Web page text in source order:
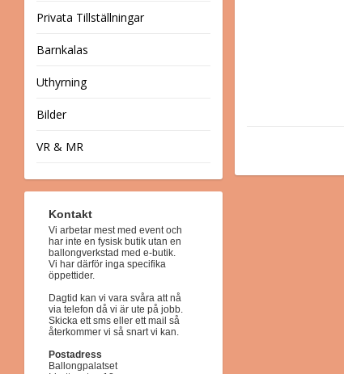
Privata Tillställningar
Barnkalas
Uthyrning
Bilder
VR & MR
Kontakt
Vi arbetar mest med event och
har inte en fysisk butik utan en
ballongverkstad med e-butik.
Vi har därför inga specifika
öppettider.
Dagtid kan vi vara svåra att nå
via telefon då vi är ute på jobb.
Skicka ett sms eller ett mail så
återkommer vi så snart vi kan.
Postadress
Ballongpalatset